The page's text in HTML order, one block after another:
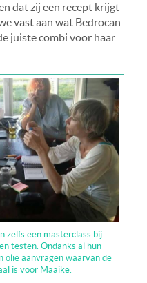
dat zij een recept krijgt
vast aan wat Bedrocan
juiste combi voor haar
zelfs een masterclass bij
testen. Ondanks al hun
olie aanvragen waarvan de
is voor Maaike.